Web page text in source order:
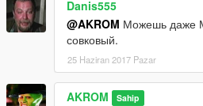
Danis555
@AKROM Можешь даже
совковый.
25 Haziran 2017 Pazar
AKROM Sahip